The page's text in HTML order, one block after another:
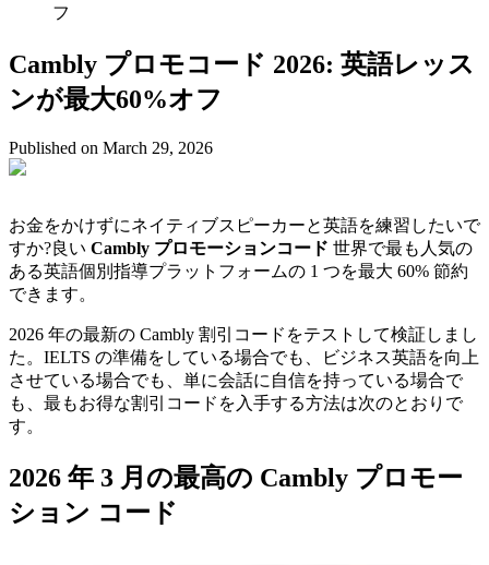
フ
Cambly プロモコード 2026: 英語レッス
ンが最大60%オフ
Published on March 29, 2026
お金をかけずにネイティブスピーカーと英語を練習したいで
すか?良い Cambly プロモーションコード 世界で最も人気の
ある英語個別指導プラットフォームの 1 つを最大 60% 節約
できます。
2026 年の最新の Cambly 割引コードをテストして検証しまし
た。IELTS の準備をしている場合でも、ビジネス英語を向上
させている場合でも、単に会話に自信を持っている場合で
も、最もお得な割引コードを入手する方法は次のとおりで
す。
2026 年 3 月の最高の Cambly プロモー
ション コード